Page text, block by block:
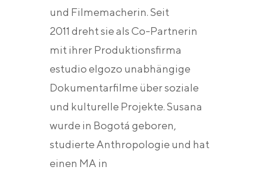
und Filmemacherin. Seit
2011 dreht sie als Co-Partnerin
mit ihrer Produktionsfirma
estudio elgozo unabhängige
Dokumentarfilme über soziale
und kulturelle Projekte. Susana
wurde in Bogotá geboren,
studierte Anthropologie und hat
einen MA in